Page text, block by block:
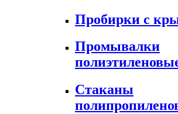
Пробирки с
Промывалки
Стаканы